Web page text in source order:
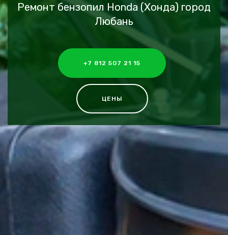
Ремонт бензопил Honda (Хонда) город
Любань
+7 812 507 21 15
ЦЕНЫ